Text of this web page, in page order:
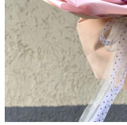
Букеты с розами
Сборные букеты
0 0р.
Ваша корзина пуста!